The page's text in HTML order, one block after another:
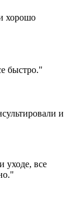
хорошо
быстро."
и
уходе, все